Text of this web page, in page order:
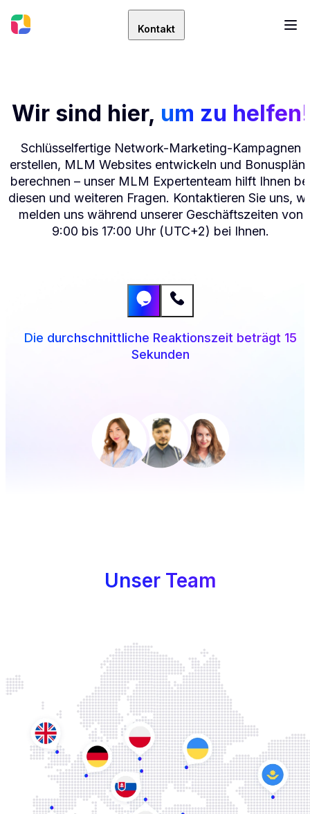
Kontakt
Wir sind hier, um zu helfen!
Schlüsselfertige Network-Marketing-Kampagnen
erstellen, MLM Websites entwickeln und
berechnen – unser MLM Expertenteam hilft Ihnen
diesen und weiteren Fragen. Kontaktieren Sie uns,
melden uns während unserer Geschäftszeiten von
9:00 bis 17:00 Uhr (UTC+2) bei Ihnen.
Die durchschnittliche Reaktionszeit beträgt 15
Sekunden
Unser Team